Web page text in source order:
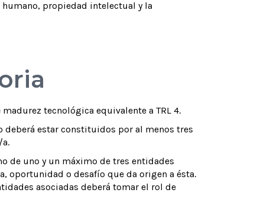
propiedad intelectual y la
tecnológica equivalente a TRL 4.
estar constituidos por al menos tres
de uno y un máximo de tres entidades
oportunidad o desafío que da origen a ésta.
asociadas deberá tomar el rol de